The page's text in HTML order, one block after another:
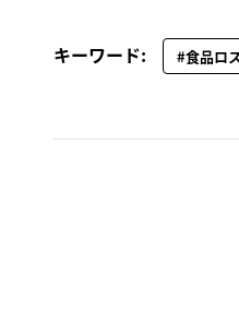
キーワード: #食品ロス